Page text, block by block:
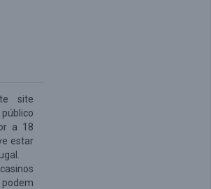
site
a 18
estar